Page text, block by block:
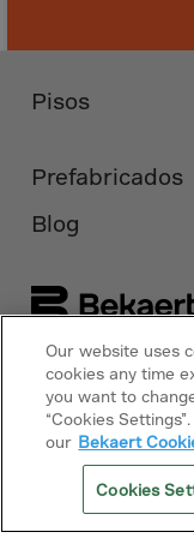
Myanmar
Namibia
Nauru
Nepal
Netherlands
New
Palestine
Pisos
Prefabricados
Blog
Síguenos en
Avisos
Política de
Our website uses
cookies any time
you want to
“Cookies
our Bekaert
Cookies